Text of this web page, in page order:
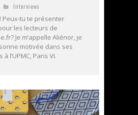
Interviews
Peux-tu te présenter
les lecteurs de
Je m’appelle Aliénor, je
motivée dans ses
à l’UPMC, Paris VI.